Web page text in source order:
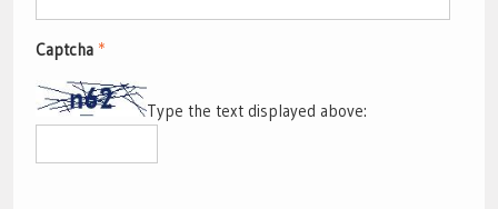
Captcha *
Type the text displayed above: